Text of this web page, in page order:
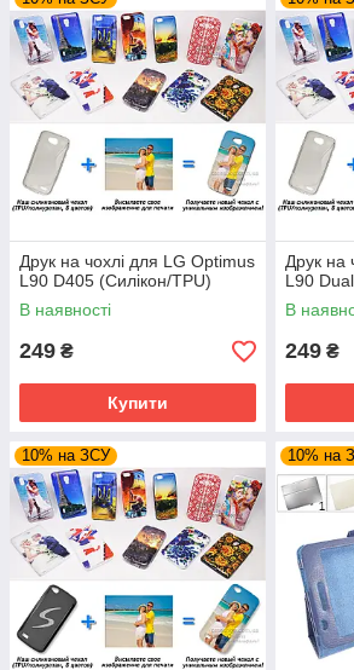
Друк на чохлі для LG Optimus
L90 D405 (Силікон/TPU)
В наявності
249 ₴
Купити
Друк на
L90
В
249 ₴
10% на ЗСУ 10% на